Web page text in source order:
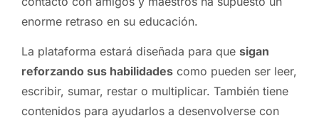
enorme retraso en su educación.
La plataforma estará diseñada para que sigan
reforzando sus habilidades como pueden ser leer,
escribir, sumar, restar o multiplicar. También tiene
contenidos para ayudarlos a desenvolverse con